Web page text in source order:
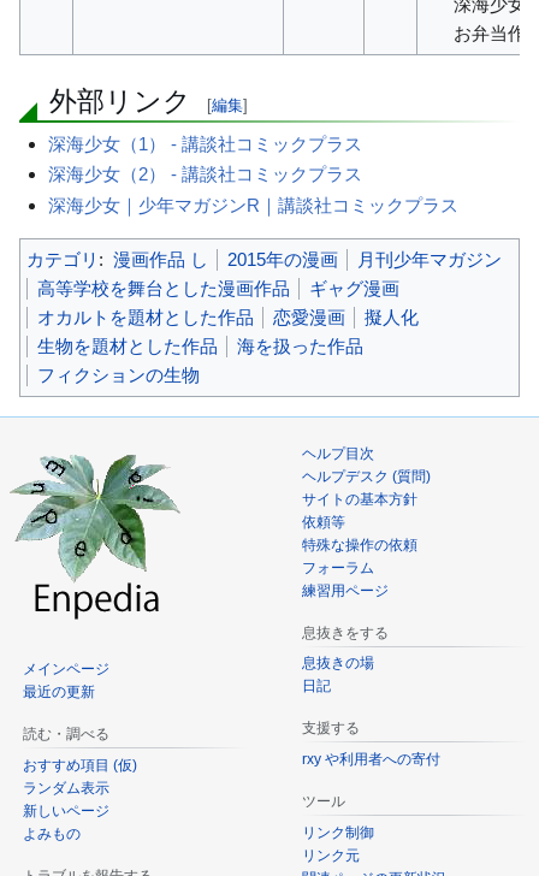
深海少女
お弁当作
外部リンク [編集]
深海少女（1） - 講談社コミックプラス
深海少女（2） - 講談社コミックプラス
深海少女｜少年マガジンR｜講談社コミックプラス
カテゴリ : 漫画作品 し 2015年の漫画
月刊少年マガジン
高等学校を舞台とした漫画作品
ギャグ漫画
オカルトを題材とした作品
恋愛漫画
擬人化
生物を題材とした作品
海を扱った作品
フィクションの生物
メインページ
最近の更新
読む・調べる
おすすめ項目 (仮)
ランダム表示
新しいページ
よみもの
ヘルプ目次
ヘルプデスク (質問)
サイトの基本方針
依頼等
特殊な操作の依頼
フォーラム
練習用ページ
息抜きをする
息抜きの場
日記
支援する
rxy や利用者への寄付
ツール
リンク制御
リンク元